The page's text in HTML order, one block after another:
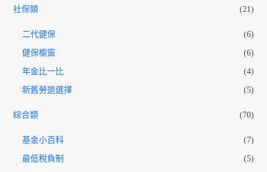
社保類 (21)
二代健保 (6)
健保櫥窗 (6)
年金比一比 (4)
新舊勞退選擇 (5)
綜合類 (70)
基金小百科 (7)
最低稅負制 (5)